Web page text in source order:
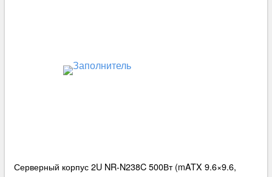
Серверный корпус 2U NR-N238C 500Вт (mATX 9.6×9.6,